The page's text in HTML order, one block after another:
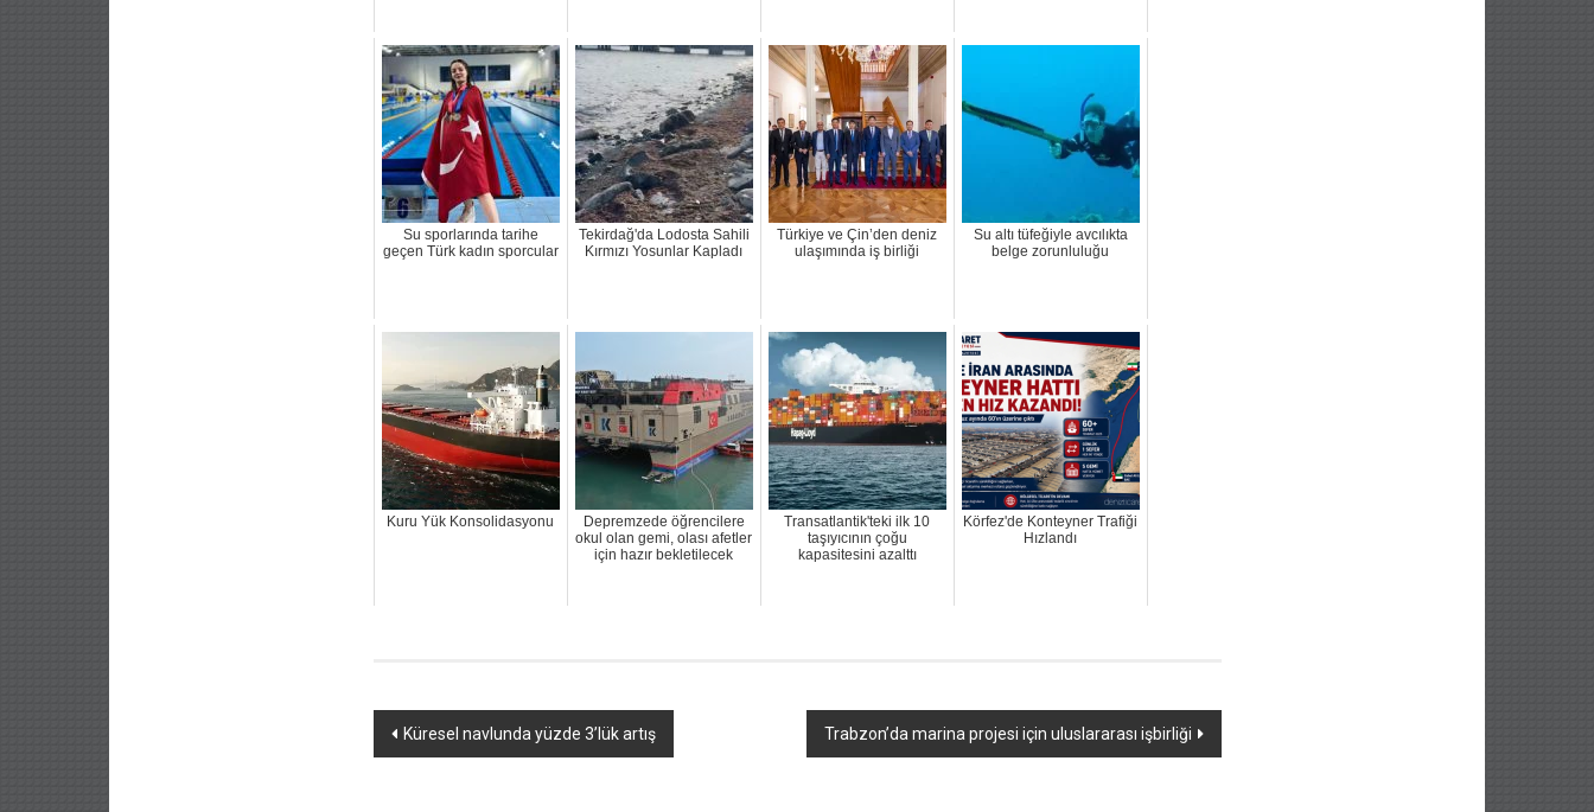
Su sporlarında tarihe
geçen Türk kadın sporcular
Tekirdağ'da Lodosta Sahili
Kırmızı Yosunlar Kapladı
Türkiye ve Çin’den deniz
ulaşımında iş birliği
Su altı tüfeğiyle avcılıkta
belge zorunluluğu
Kuru Yük Konsolidasyonu
Depremzede öğrencilere
okul olan gemi, olası afetler
için hazır bekletilecek
Transatlantik'teki ilk 10
taşıyıcının çoğu
kapasitesini azalttı
Körfez'de Konteyner Trafiği
Hızlandı
Yazı
Küresel navlunda yüzde 3’lük artış Trabzon’da marina projesi için uluslararası işbirliği